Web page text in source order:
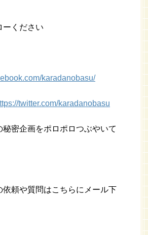
ください
karadanobasu/
twitter.com/karadanobasu
秘密企画をポロポロつぶやいて
頼や質問はこちらにメール下